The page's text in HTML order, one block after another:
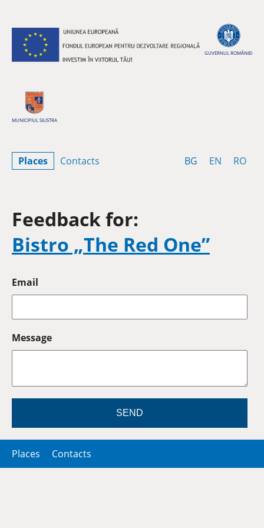
GUVERNUL ROMÂNIEI
MUNICIPIUL SILISTRA
BG Bulgarian
EN English
RO
Places Contacts
Feedback for:
Bistro „The Red One”
Email
Message
SEND
Places Contacts